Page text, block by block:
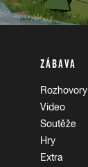
ZÁBAVA
Rozhovory
Video
Soutěže
Hry
Extra